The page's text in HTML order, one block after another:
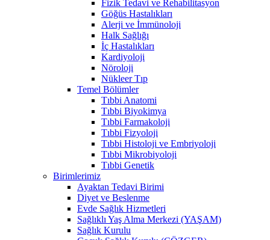
Fizik Tedavi ve Rehabilitasyon
Göğüs Hastalıkları
Alerji ve İmmünoloji
Halk Sağlığı
İç Hastalıkları
Kardiyoloji
Nöroloji
Nükleer Tıp
Temel Bölümler
Tıbbi Anatomi
Tıbbi Biyokimya
Tıbbi Farmakoloji
Tıbbi Fizyoloji
Tıbbi Histoloji ve Embriyoloji
Tıbbi Mikrobiyoloji
Tıbbi Genetik
Birimlerimiz
Ayaktan Tedavi Birimi
Diyet ve Beslenme
Evde Sağlık Hizmetleri
Sağlıklı Yaş Alma Merkezi (YAŞAM)
Sağlık Kurulu